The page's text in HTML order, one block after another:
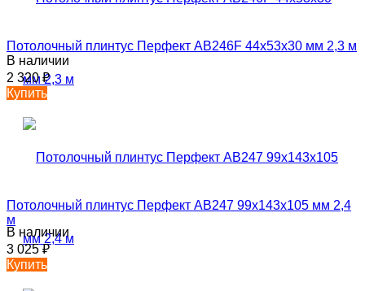
Потолочный плинтус Перфект AB246F 44х53х30 мм 2,3 м
В наличии
2 320₽
Купить
Потолочный плинтус Перфект AB247 99х143х105 мм 2,4
м
В наличии
3 025₽
Купить